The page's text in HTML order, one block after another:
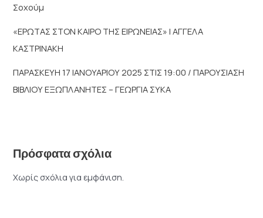
Σοχούμ
«ΕΡΩΤΑΣ ΣΤΟΝ ΚΑΙΡΟ ΤΗΣ ΕΙΡΩΝΕΙΑΣ» | ΑΓΓΕΛΑ
ΚΑΣΤΡΙΝΑΚΗ
ΠΑΡΑΣΚΕΥΗ 17 ΙΑΝΟΥΑΡΙΟΥ 2025 ΣΤΙΣ 19:00 / ΠΑΡΟΥΣΙΑΣΗ
ΒΙΒΛΙΟΥ ΕΞΩΠΛΑΝΗΤΕΣ – ΓΕΩΡΓΙΑ ΣΥΚΑ
Πρόσφατα σχόλια
Χωρίς σχόλια για εμφάνιση.